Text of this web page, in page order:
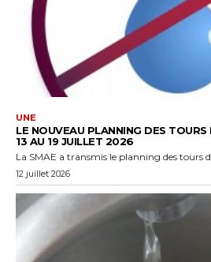
UNE
LE NOUVEAU PLANNING DES TOURS
13 AU 19 JUILLET 2026
La SMAE a transmis le planning des tours
12 juillet 2026